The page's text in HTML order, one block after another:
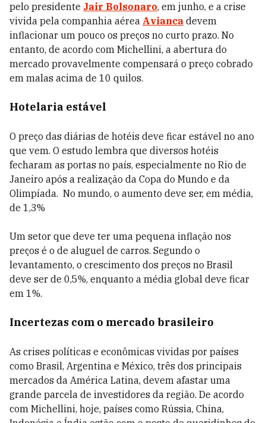
pelo presidente Jair Bolsonaro, em junho, e a crise
vivida pela companhia aérea Avianca devem
inflacionar um pouco os preços no curto prazo. No
entanto, de acordo com Michellini, a abertura do
mercado provavelmente compensará o preço cobrado
em malas acima de 10 quilos.
Hotelaria estável
O preço das diárias de hotéis deve ficar estável no ano
que vem. O estudo lembra que diversos hotéis
fecharam as portas no país, especialmente no Rio de
Janeiro após a realização da Copa do Mundo e da
Olimpíada. No mundo, o aumento deve ser, em média,
de 1,3%
Um setor que deve ter uma pequena inflação nos
preços é o de aluguel de carros. Segundo o
levantamento, o crescimento dos preços no Brasil
deve ser de 0,5%, enquanto a média global deve ficar
em 1%.
Incertezas com o mercado brasileiro
As crises políticas e econômicas vividas por países
como Brasil, Argentina e México, três dos principais
mercados da América Latina, devem afastar uma
grande parcela de investidores da região. De acordo
com Michellini, hoje, países como Rússia, China,